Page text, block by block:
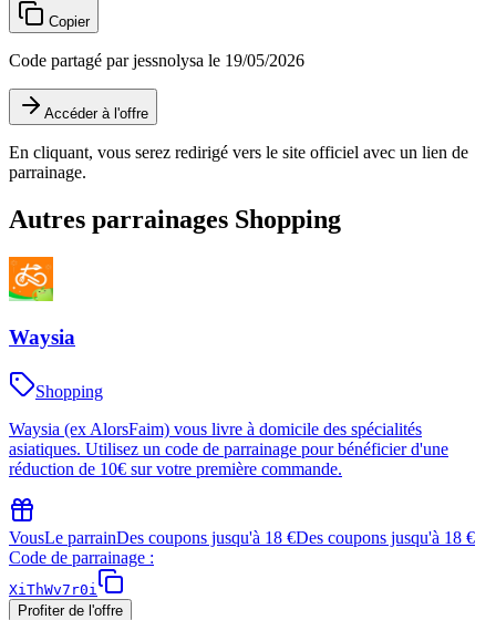
Copier
Code partagé par jessnolysa le 19/05/2026
Accéder à l'offre
En cliquant, vous serez redirigé vers le site officiel avec un lien de
parrainage.
Autres parrainages Shopping
Waysia
Shopping
Waysia (ex AlorsFaim) vous livre à domicile des spécialités
asiatiques. Utilisez un code de parrainage pour bénéficier d'une
réduction de 10€ sur votre première commande.
VousLe parrainDes coupons jusqu'à 18 €Des coupons jusqu'à 18 €
Code de parrainage :
XiThWv7r0i
Profiter de l'offre